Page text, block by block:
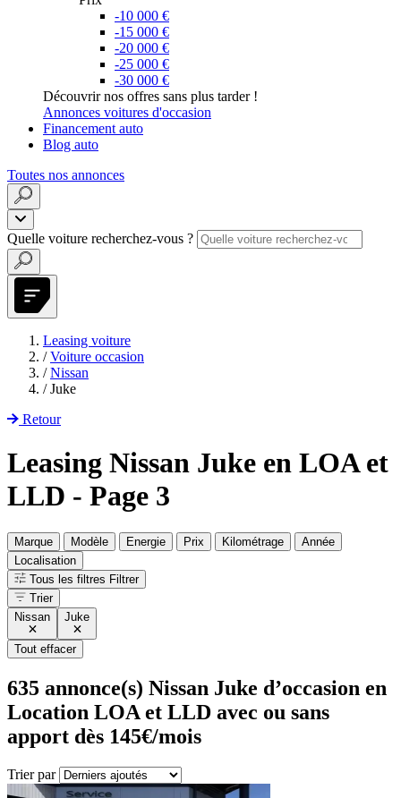
-10 000 €
-15 000 €
-20 000 €
-25 000 €
-30 000 €
Découvrir nos offres sans plus tarder !
Annonces voitures d'occasion
Financement auto
Blog auto
Toutes nos annonces
Quelle voiture recherchez-vous ?
Leasing voiture
/ Voiture occasion
/ Nissan
/ Juke
Retour
Leasing Nissan Juke en LOA et
LLD - Page 3
Marque Modèle Energie Prix Kilométrage
Année
Localisation
Tous les filtres Filtrer
Trier
Nissan
Juke
Tout effacer
635 annonce(s) Nissan Juke d’occasion en
Location LOA et LLD avec ou sans
apport dès 145€/mois
Trier par